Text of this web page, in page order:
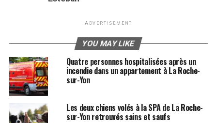
ADVERTISEMENT
YOU MAY LIKE
Quatre personnes hospitalisées après un
incendie dans un appartement à La Roche-
sur-Yon
Les deux chiens volés à la SPA de La Roche-
sur-Yon retrouvés sains et saufs